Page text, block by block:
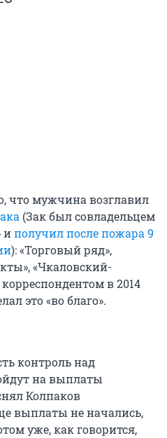
что мужчина возглавил
(Зак был совладельцем
иполучил после пожара 9
): «Торговый ряд»,
«Чкаловский-
в 2014
это «во благо».
контроль над
на выплаты
Колпаков
выплаты не начались,
уже, как говорится,